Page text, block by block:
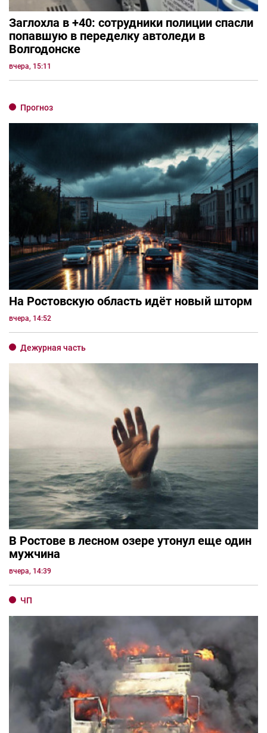
Заглохла в +40: сотрудники полиции спасли
попавшую в переделку автоледи в
Волгодонске
вчера, 15:11
Прогноз
На Ростовскую область идёт новый шторм
вчера, 14:52
Дежурная часть
В Ростове в лесном озере утонул еще один
мужчина
вчера, 14:39
ЧП